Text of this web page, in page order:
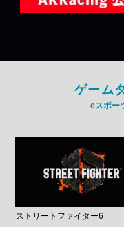
ゲーム
eスポー
ストリートファイター6